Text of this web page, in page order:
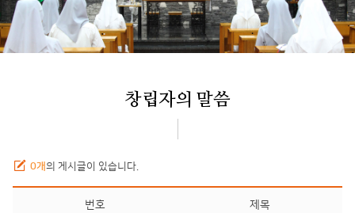
창립자의 말씀
0개의 게시글이 있습니다.
번호 제목